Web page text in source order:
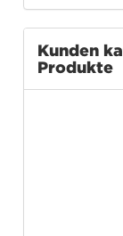
Kunden
Produkte